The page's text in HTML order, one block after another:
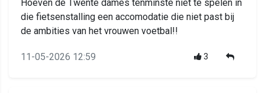
Hoeven de Twente dames tenminste niet te spelen in
die fietsenstalling een accomodatie die niet past bij
de ambities van het vrouwen voetbal!!
11-05-2026 12:59 3